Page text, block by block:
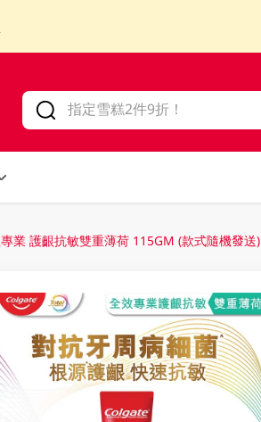
業 護齦抗敏雙重薄荷 115GM (款式隨機發送)